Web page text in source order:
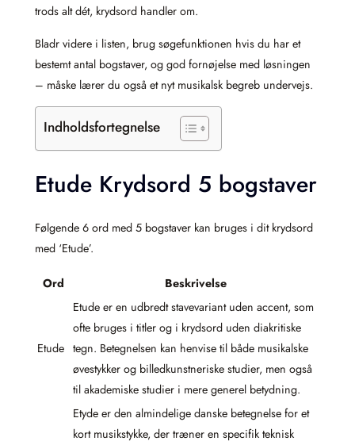
trods alt dét, krydsord handler om.
Bladr videre i listen, brug søgefunktionen hvis du har et
bestemt antal bogstaver, og god fornøjelse med løsningen
– måske lærer du også et nyt musikalsk begreb undervejs.
Indholdsfortegnelse
Etude Krydsord 5 bogstaver
Følgende 6 ord med 5 bogstaver kan bruges i dit krydsord
med ‘Etude’.
Ord Beskrivelse
Etude
Etude er en udbredt stavevariant uden accent, som
ofte bruges i titler og i krydsord uden diakritiske
tegn. Betegnelsen kan henvise til både musikalske
øvestykker og billedkunstneriske studier, men også
til akademiske studier i mere generel betydning.
Etyde er den almindelige danske betegnelse for et
kort musikstykke, der træner en specifik teknisk